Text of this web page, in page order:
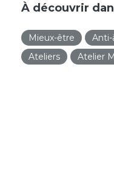
À découvrir
Mieux-être Anti-
Ateliers
Atelier